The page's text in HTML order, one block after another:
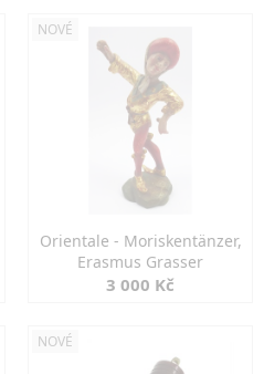
NOVÉ
Orientale - Moriskentänzer,
Erasmus Grasser
3 000 Kč
NOVÉ